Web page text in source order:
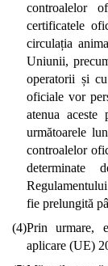
controalelor
certificatele
circulația
Uniunii,
operatorii și
oficiale vor
atenua
următoarele
controalelor
determinate
fie prelungită
(4)Prin urmare,
aplicare (UE)